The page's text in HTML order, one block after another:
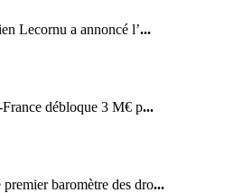
Lecornu a annoncé l’...
débloque 3 M€ p...
baromètre des dro...